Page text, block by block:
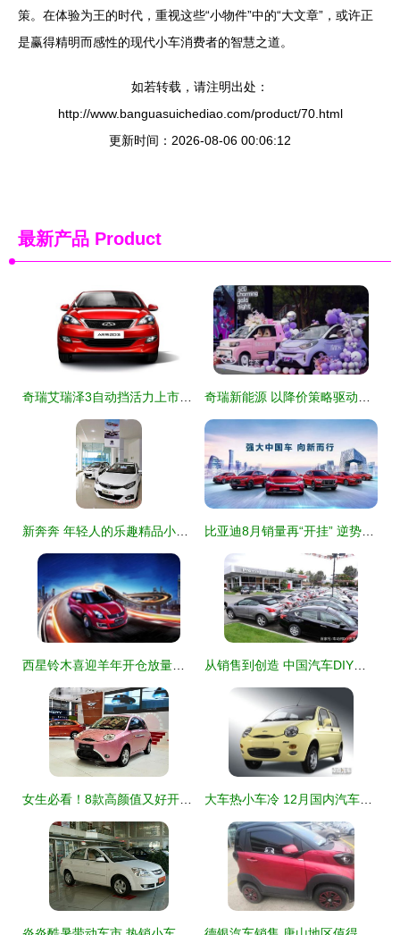
策。在体验为王的时代，重视这些“小物件”中的“大文章”，或许正
是赢得精明而感性的现代小车消费者的智慧之道。
如若转载，请注明出处：
http://www.banguasuichediao.com/product/70.html
更新时间：2026-08-06 00:06:12
最新产品 Product